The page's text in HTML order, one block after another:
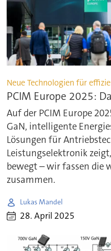
Neue Technologien für
PCIM Europe 2025:
Auf der PCIM Europe
GaN, intelligente
Lösungen für
Leistungselektronik
bewegt – wir fassen die
zusammen.
Lukas Mandel
28. April 2025